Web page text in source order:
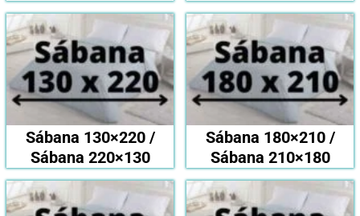
Sábana 130×220 /
Sábana 220×130
Sábana 180×210 /
Sábana 210×180